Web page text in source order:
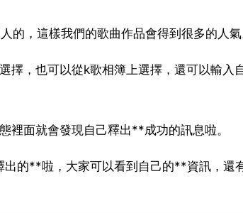
，這樣我們的歌曲作品會得到很多的人氣
擇，也可以從k歌相簿上選擇，還可以輸入
裡面就會發現自己釋出**成功的訊息啦。
的**啦，大家可以看到自己的**資訊，還